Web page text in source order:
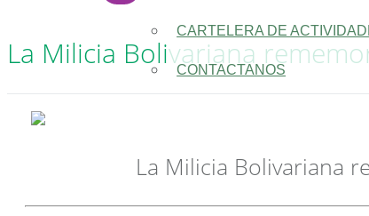
CARTELERA DE
CONTACTANOS
La Milicia Bolivariana
La Milicia Bolivariana